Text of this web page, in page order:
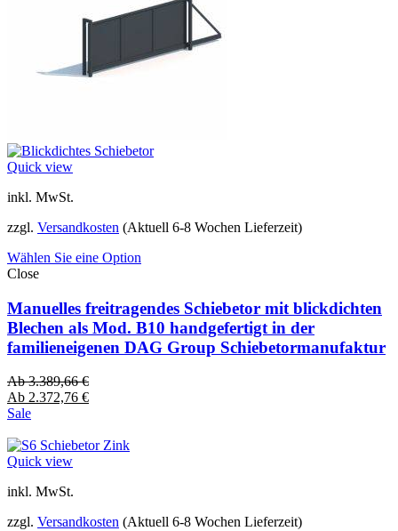
Quick view
inkl. MwSt.
zzgl. Versandkosten (Aktuell 6-8 Wochen Lieferzeit)
Wählen Sie eine Option
Close
Manuelles freitragendes Schiebetor mit blickdichten
Blechen als Mod. B10 handgefertigt in der
familieneigenen DAG Group Schiebetormanufaktur
Ab3.389,66€
Ab 2.372,76 €
Sale
Quick view
inkl. MwSt.
zzgl. Versandkosten (Aktuell 6-8 Wochen Lieferzeit)